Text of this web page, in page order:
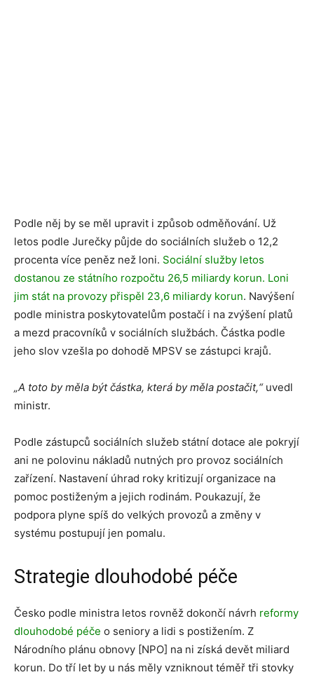
Podle něj by se měl upravit i způsob odměňování. Už
letos podle Jurečky půjde do sociálních služeb o 12,2
procenta více peněz než loni. Sociální služby letos
dostanou ze státního rozpočtu 26,5 miliardy korun. Loni
jim stát na provozy přispěl 23,6 miliardy korun. Navýšení
podle ministra poskytovatelům postačí i na zvýšení platů
a mezd pracovníků v sociálních službách. Částka podle
jeho slov vzešla po dohodě MPSV se zástupci krajů.
„A toto by měla být částka, která by měla postačit,“uvedl
ministr.
Podle zástupců sociálních služeb státní dotace ale pokryjí
ani ne polovinu nákladů nutných pro provoz sociálních
zařízení. Nastavení úhrad roky kritizují organizace na
pomoc postiženým a jejich rodinám. Poukazují, že
podpora plyne spíš do velkých provozů a změny v
systému postupují jen pomalu.
Strategie dlouhodobé péče
Česko podle ministra letos rovněž dokončí návrh reformy
dlouhodobé péče o seniory a lidi s postižením. Z
Národního plánu obnovy [NPO] na ni získá devět miliard
korun. Do tří let by u nás měly vzniknout téměř tři stovky